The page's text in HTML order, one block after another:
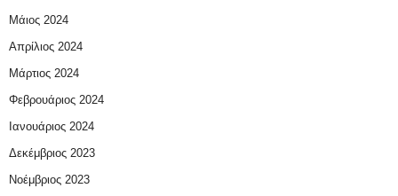
Μάιος 2024
Απρίλιος 2024
Μάρτιος 2024
Φεβρουάριος 2024
Ιανουάριος 2024
Δεκέμβριος 2023
Νοέμβριος 2023